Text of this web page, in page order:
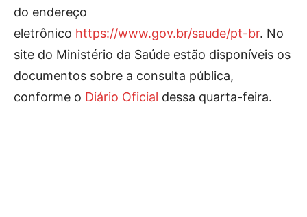
do endereço
eletrônico https://www.gov.br/saude/pt-br. No
site do Ministério da Saúde estão disponíveis os
documentos sobre a consulta pública,
conforme o Diário Oficial dessa quarta-feira.